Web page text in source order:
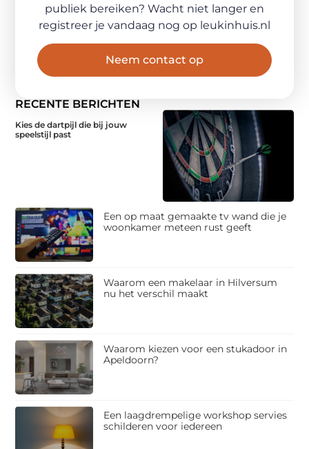
RECENTE BERICHTEN
Kies de dartpijl die bij jouw
speelstijl past
Een op maat gemaakte tv wand die je
woonkamer meteen rust geeft
Waarom een makelaar in Hilversum
nu het verschil maakt
Waarom kiezen voor een stukadoor in
Apeldoorn?
Een laagdrempelige workshop servies
schilderen voor iedereen
publiek bereiken? Wacht niet langer en
registreer je vandaag nog op leukinhuis.nl
Neem contact op